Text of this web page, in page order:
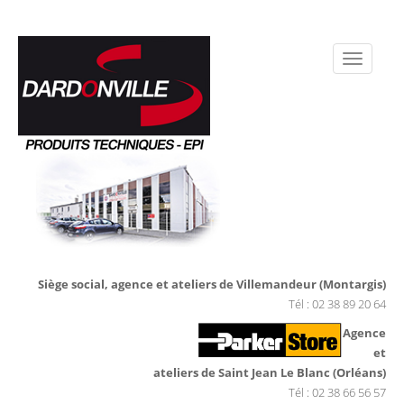
Siège social, agence et ateliers de Villemandeur (Montargis)
Tél : 02 38 89 20 64
Agence
et
ateliers de Saint Jean Le Blanc (Orléans)
Tél : 02 38 66 56 57